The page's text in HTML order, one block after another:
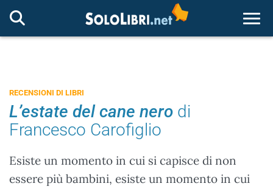
RECENSIONI DI LIBRI
L’estate del cane nero di
Francesco Carofiglio
Esiste un momento in cui si capisce di non
essere più bambini, esiste un momento in cui